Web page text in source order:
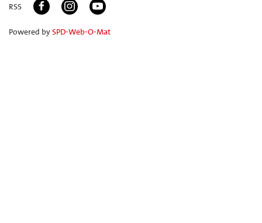
RSS
Powered bySPD-Web-O-Mat